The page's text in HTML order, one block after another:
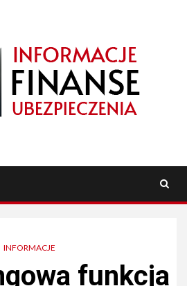
INFORMACJE
funkcja